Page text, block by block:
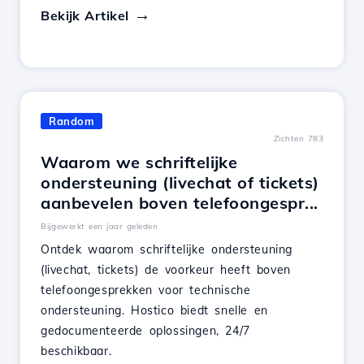
Bekijk Artikel
Random
Zichten 783
Waarom we schriftelijke
ondersteuning (livechat of tickets)
aanbevelen boven telefoongespr...
Bijgewerkt een jaar geleden
Ontdek waarom schriftelijke ondersteuning
(livechat, tickets) de voorkeur heeft boven
telefoongesprekken voor technische
ondersteuning. Hostico biedt snelle en
gedocumenteerde oplossingen, 24/7
beschikbaar.